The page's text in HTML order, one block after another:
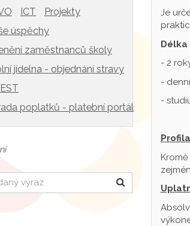
ICT
Projekty
úspěchy
zaměstnanců školy
jídelna - objednání stravy
poplatků - platební portál
Hledat
Je
- 2
-
-